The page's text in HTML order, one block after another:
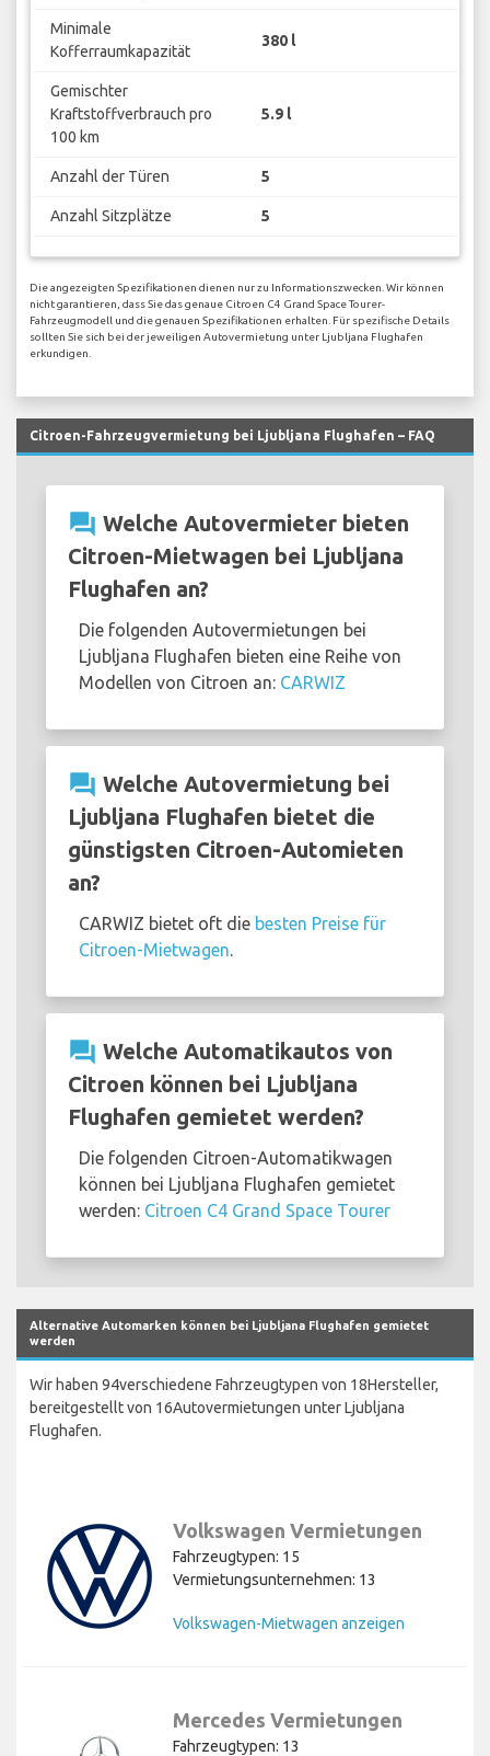
Minimale
Kofferraumkapazität
380 l
Gemischter
Kraftstoffverbrauch pro
100 km
5.9 l
Anzahl der Türen 5
Anzahl Sitzplätze 5
Die angezeigten Spezifikationen dienen nur zu Informationszwecken. Wir können
nicht garantieren, dass Sie das genaue Citroen C4 Grand Space Tourer-
Fahrzeugmodell und die genauen Spezifikationen erhalten. Für spezifische Details
sollten Sie sich bei der jeweiligen Autovermietung unter Ljubljana Flughafen
erkundigen.
Citroen-Fahrzeugvermietung bei Ljubljana Flughafen – FAQ
question_answer Welche Autovermieter bieten
Citroen-Mietwagen bei Ljubljana
Flughafen an?
Die folgenden Autovermietungen bei
Ljubljana Flughafen bieten eine Reihe von
Modellen von Citroen an: CARWIZ
question_answer Welche Autovermietung bei
Ljubljana Flughafen bietet die
günstigsten Citroen-Automieten
an?
CARWIZ bietet oft die besten Preise für
Citroen-Mietwagen
question_answer Welche Automatikautos von
Citroen können bei Ljubljana
Flughafen gemietet werden?
Die folgenden Citroen-Automatikwagen
können bei Ljubljana Flughafen gemietet
werden: Citroen C4 Grand Space Tourer
Alternative Automarken können bei Ljubljana Flughafen gemietet
werden
Wir haben 94verschiedene Fahrzeugtypen von 18Hersteller,
bereitgestellt von 16Autovermietungen unter Ljubljana
Flughafen.
Volkswagen Vermietungen
Fahrzeugtypen: 15
Vermietungsunternehmen: 13
Volkswagen-Mietwagen anzeigen
Mercedes Vermietungen
Fahrzeugtypen: 13